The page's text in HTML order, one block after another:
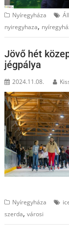
Nyíregyháza
nyiregyhaza,
Jövő hét
jégpálya
2024.11.08.
Nyíregyháza
szerda,városi